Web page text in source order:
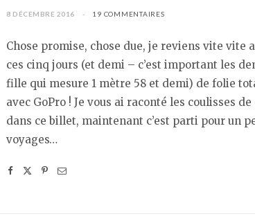
8 DÉCEMBRE 2016 19 COMMENTAIRES
Chose promise, chose due, je reviens vite vite
ces cinq jours (et demi – c’est important les
fille qui mesure 1 mètre 58 et demi) de folie
avec GoPro ! Je vous ai raconté les coulisses
dans ce billet, maintenant c’est parti pour un
voyages…